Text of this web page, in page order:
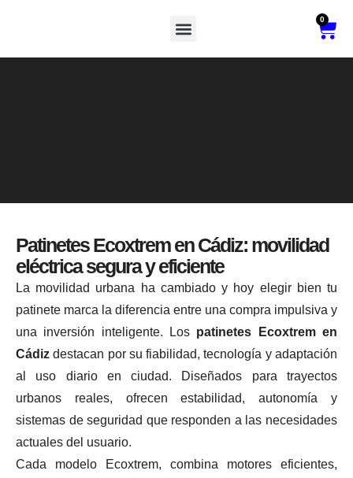
0
Patinetes Ecoxtrem en Cádiz: movilidad
eléctrica segura y eficiente
La movilidad urbana ha cambiado y hoy elegir bien tu
patinete marca la diferencia entre una compra impulsiva y
una inversión inteligente. Los patinetes Ecoxtrem en
Cádizdestacan por su fiabilidad, tecnología y adaptación
al uso diario en ciudad. Diseñados para trayectos
urbanos reales, ofrecen estabilidad, autonomía y
sistemas de seguridad que responden a las necesidades
actuales del usuario.
Cada modelo Ecoxtrem, combina motores eficientes,